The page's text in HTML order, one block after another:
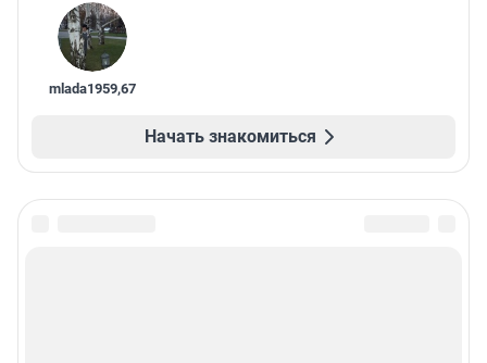
mlada1959,67
Начать знакомиться